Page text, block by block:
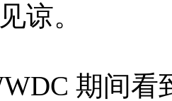
谅。
期间